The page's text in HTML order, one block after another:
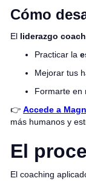
Cómo
El liderazgo
Practicar la
Mejorar tus
Formarte en
👉 Accede a
más humanos y
El
El coaching